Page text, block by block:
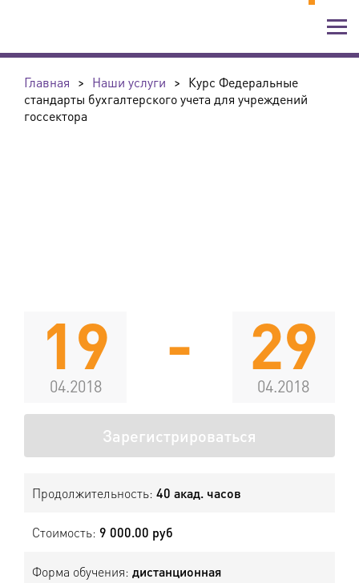
Главная > Наши услуги > Курс Федеральные
стандарты бухгалтерского учета для учреждений
госсектора
19
04.2018
- 29
04.2018
Зарегистрироваться
Продолжительность: 40 акад. часов
Стоимость: 9 000.00 руб
Форма обучения: дистанционная